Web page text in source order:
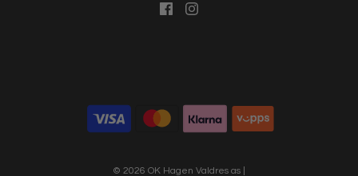
© 2026 OK Hagen Valdres as